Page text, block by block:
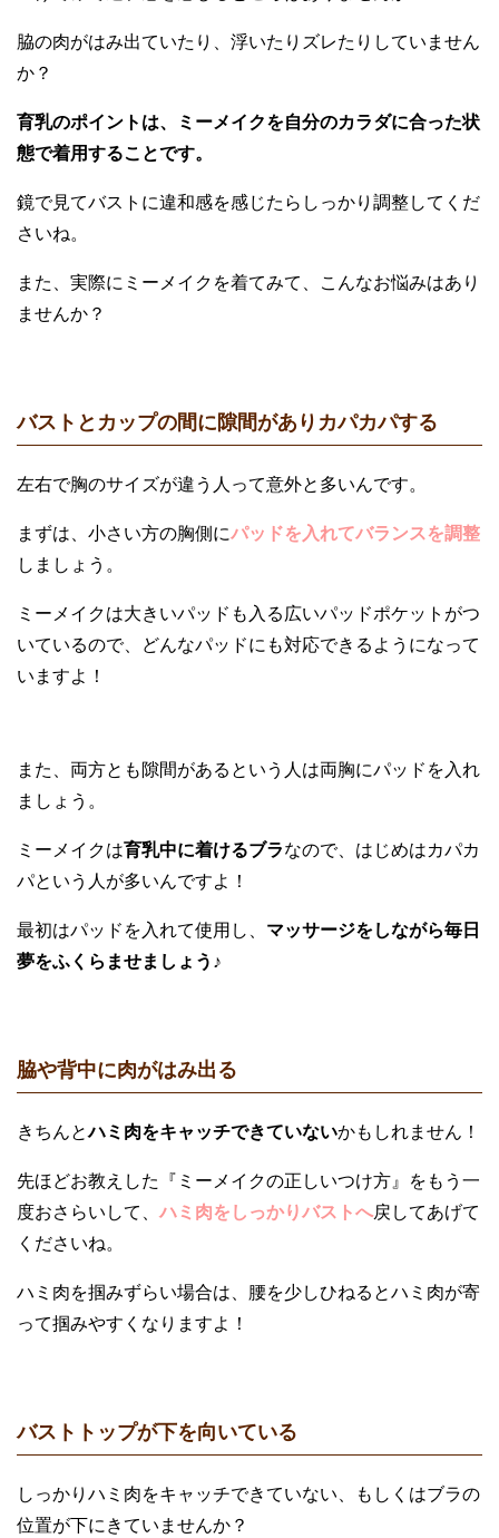
脇の肉がはみ出ていたり、浮いたりズレたりしていません
か？
育乳のポイントは、ミーメイクを自分のカラダに合った状
態で着用することです。
鏡で見てバストに違和感を感じたらしっかり調整してくだ
さいね。
また、実際にミーメイクを着てみて、こんなお悩みはあり
ませんか？
バストとカップの間に隙間がありカパカパする
左右で胸のサイズが違う人って意外と多いんです。
まずは、小さい方の胸側にパッドを入れてバランスを調整
しましょう。
ミーメイクは大きいパッドも入る広いパッドポケットがつ
いているので、どんなパッドにも対応できるようになって
いますよ！
また、両方とも隙間があるという人は両胸にパッドを入れ
ましょう。
ミーメイクは育乳中に着けるブラなので、はじめはカパカ
パという人が多いんですよ！
最初はパッドを入れて使用し、 マッサージをしながら毎日
夢をふくらませましょう♪
脇や背中に肉がはみ出る
きちんとハミ肉をキャッチできていないかもしれません！
先ほどお教えした『ミーメイクの正しいつけ方』をもう一
度おさらいして、 ハミ肉をしっかりバストへ戻してあげて
くださいね。
ハミ肉を掴みずらい場合は、腰を少しひねるとハミ肉が寄
って掴みやすくなりますよ！
バストトップが下を向いている
しっかりハミ肉をキャッチできていない、もしくはブラの
位置が下にきていませんか？